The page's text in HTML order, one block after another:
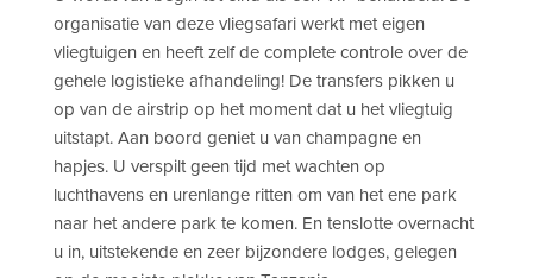
organisatie van deze vliegsafari werkt met eigen
vliegtuigen en heeft zelf de complete controle over de
gehele logistieke afhandeling! De transfers pikken u
op van de airstrip op het moment dat u het vliegtuig
uitstapt. Aan boord geniet u van champagne en
hapjes. U verspilt geen tijd met wachten op
luchthavens en urenlange ritten om van het ene park
naar het andere park te komen. En tenslotte overnacht
u in, uitstekende en zeer bijzondere lodges, gelegen